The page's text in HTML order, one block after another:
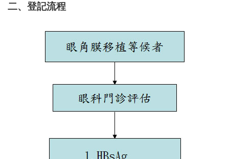
二、登記流程